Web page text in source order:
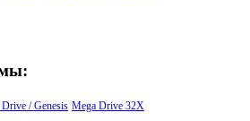
/ Genesis Mega Drive 32X